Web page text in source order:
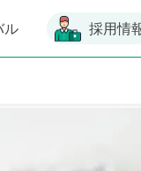
ル 採用情